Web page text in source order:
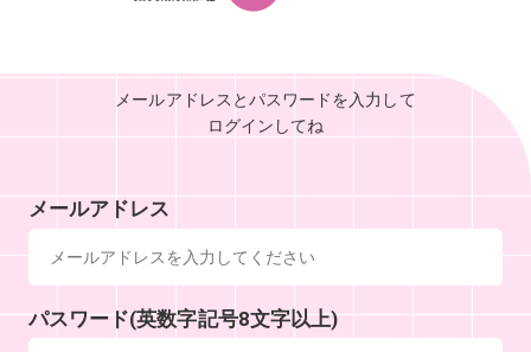
メールアドレスとパスワードを入力して
ログインしてね
メールアドレス
パスワード(英数字記号8文字以上)